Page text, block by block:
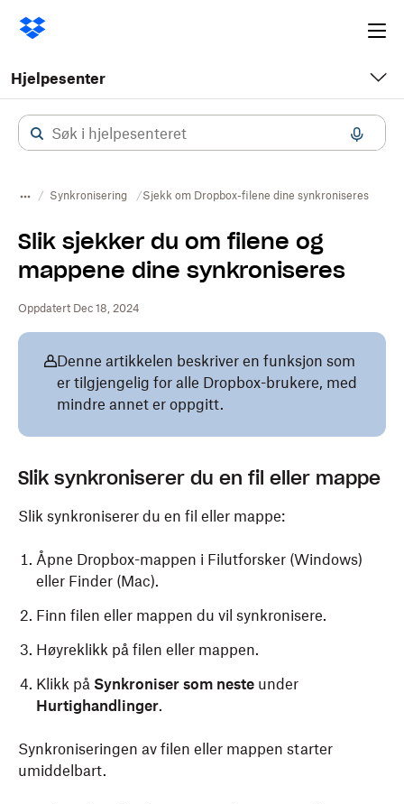
Hjelpesenter
Synkronisering Sjekk om Dropbox-filene dine synkroniseres
Slik sjekker du om filene og
mappene dine synkroniseres
Oppdatert Dec 18, 2024
Denne artikkelen beskriver en funksjon som
er tilgjengelig for alle Dropbox-brukere, med
mindre annet er oppgitt.
Slik synkroniserer du en fil eller mappe
Slik synkroniserer du en fil eller mappe:
Åpne Dropbox-mappen i Filutforsker (Windows)
eller Finder (Mac).
Finn filen eller mappen du vil synkronisere.
Høyreklikk på filen eller mappen.
Klikk på Synkroniser som neste under
Hurtighandlinger.
Synkroniseringen av filen eller mappen starter
umiddelbart.